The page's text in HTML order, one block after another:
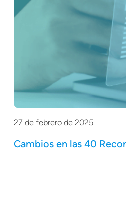
27 de febrero de 2025
Cambios en las 40